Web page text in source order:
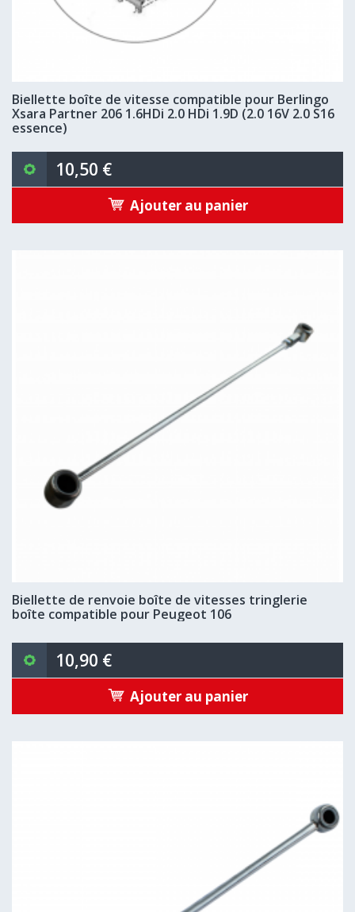
Biellette boîte de vitesse compatible pour Berlingo
Xsara Partner 206 1.6HDi 2.0 HDi 1.9D (2.0 16V 2.0 S16
essence)
10,50 €
Ajouter au panier
Biellette de renvoie boîte de vitesses tringlerie
boîte compatible pour Peugeot 106
10,90 €
Ajouter au panier